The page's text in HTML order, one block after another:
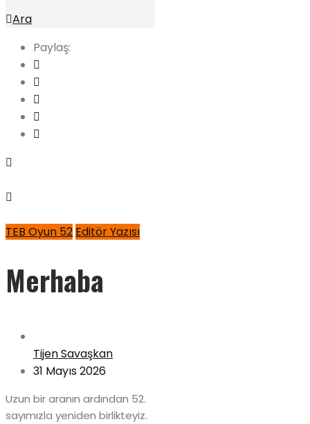
Ara
Paylaş:
TEB Oyun 52 Editör Yazısı
Merhaba
Tijen Savaşkan
31 Mayıs 2026
Uzun bir aranın ardından 52.
sayımızla yeniden birlikteyiz.